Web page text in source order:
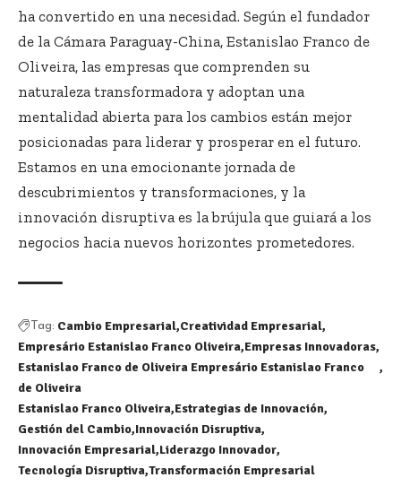
ha convertido en una necesidad. Según el fundador
de la Cámara Paraguay-China, Estanislao Franco de
Oliveira, las empresas que comprenden su
naturaleza transformadora y adoptan una
mentalidad abierta para los cambios están mejor
posicionadas para liderar y prosperar en el futuro.
Estamos en una emocionante jornada de
descubrimientos y transformaciones, y la
innovación disruptiva es la brújula que guiará a los
negocios hacia nuevos horizontes prometedores.
Tag: Cambio Empresarial Creatividad Empresarial
Empresário Estanislao Franco Oliveira Empresas Innovadoras
Estanislao Franco de Oliveira Empresário Estanislao Franco
de Oliveira
Estanislao Franco Oliveira Estrategias de Innovación
Gestión del Cambio Innovación Disruptiva
Innovación Empresarial Liderazgo Innovador
Tecnología Disruptiva Transformación Empresarial